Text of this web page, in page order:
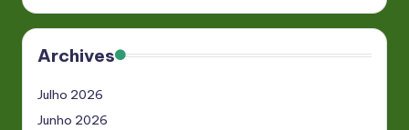
Archives
Julho 2026
Junho 2026